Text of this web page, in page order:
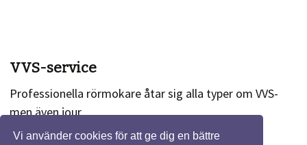
Vi använder cookies för att ge dig en bättre
VVS-service
Professionella rörmokare åtar sig alla typer om VVS-
men även jour.